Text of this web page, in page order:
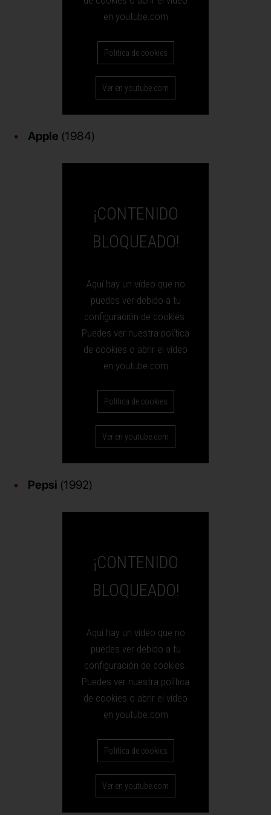
en youtube.com
Política de cookies
Ver en youtube.com
Apple (1984)
¡CONTENIDO
BLOQUEADO!
Aquí hay un vídeo que no
puedes ver debido a tu
configuración de cookies.
Puedes ver nuestra política
de cookies o abrir el vídeo
en youtube.com
Política de cookies
Ver en youtube.com
Pepsi (1992)
¡CONTENIDO
BLOQUEADO!
Aquí hay un vídeo que no
puedes ver debido a tu
configuración de cookies.
Puedes ver nuestra política
de cookies o abrir el vídeo
en youtube.com
Política de cookies
Ver en youtube.com